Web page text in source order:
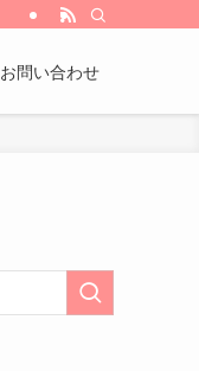
お問い合わせ